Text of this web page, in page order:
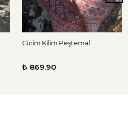
Cicim Kilim Peştemal
₺ 869.90